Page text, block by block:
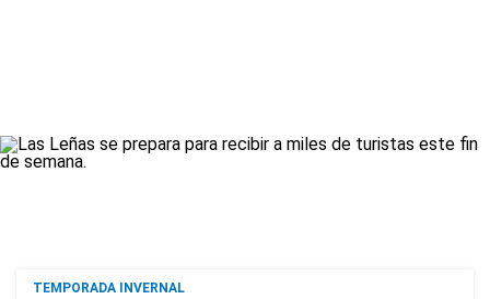
TEMPORADA INVERNAL